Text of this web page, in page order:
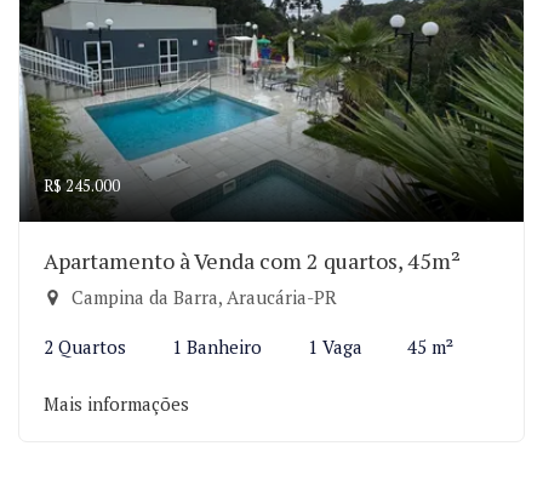
R$ 245.000
Apartamento à Venda com 2 quartos, 45m²
Campina da Barra, Araucária-PR
2 Quartos 1 Banheiro 1 Vaga 45 m²
Mais informações